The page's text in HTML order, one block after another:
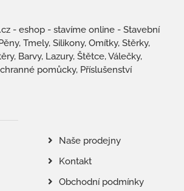
- eshop - stavíme online - Stavební
Tmely, Silikony, Omítky, Stěrky,
Barvy, Lazury, Štětce, Válečky,
pomůcky, Příslušenství
Naše prodejny
Kontakt
Obchodní podmínky